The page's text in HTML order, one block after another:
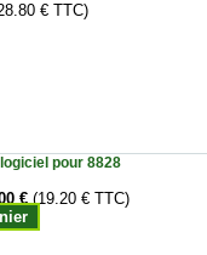
€ TTC)
pour 8828
€ (19.20 € TTC)